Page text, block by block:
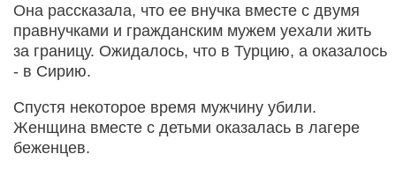
Она рассказала, что ее внучка вместе с двумя
правнучками и гражданским мужем уехали жить
за границу. Ожидалось, что в Турцию, а оказалось
- в Сирию.
Спустя некоторое время мужчину убили.
Женщина вместе с детьми оказалась в лагере
беженцев.